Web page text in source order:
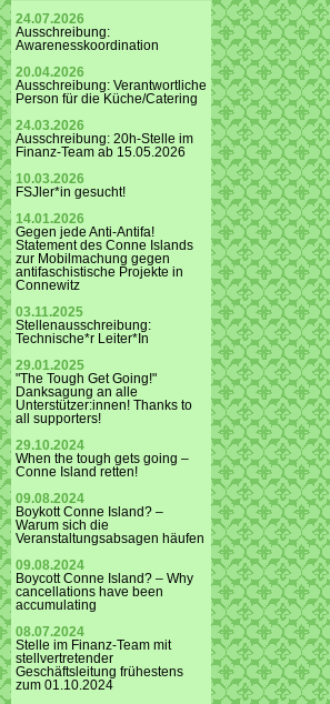
24.07.2026
Ausschreibung:
Awarenesskoordination
20.04.2026
Ausschreibung: Verantwortliche
Person für die Küche/Catering
24.03.2026
Ausschreibung: 20h-Stelle im
Finanz-Team ab 15.05.2026
10.03.2026
FSJler*in gesucht!
14.01.2026
Gegen jede Anti-Antifa!
Statement des Conne Islands
zur Mobilmachung gegen
antifaschistische Projekte in
Connewitz
03.11.2025
Stellenausschreibung:
Technische*r Leiter*In
29.01.2025
"The Tough Get Going!"
Danksagung an alle
Unterstützer:innen! Thanks to
all supporters!
29.10.2024
When the tough gets going –
Conne Island retten!
09.08.2024
Boykott Conne Island? –
Warum sich die
Veranstaltungsabsagen häufen
09.08.2024
Boycott Conne Island? – Why
cancellations have been
accumulating
08.07.2024
Stelle im Finanz-Team mit
stellvertretender
Geschäftsleitung frühestens
zum 01.10.2024